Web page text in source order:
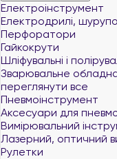
Електроінструмент
Електродрилі,
Перфоратори
Гайкокрути
Шліфувальні і
Зварювальне
переглянути все
Пневмоінструмент
Аксесуари для
Вимірювальний
Лазерний, оптичний
Рулетки